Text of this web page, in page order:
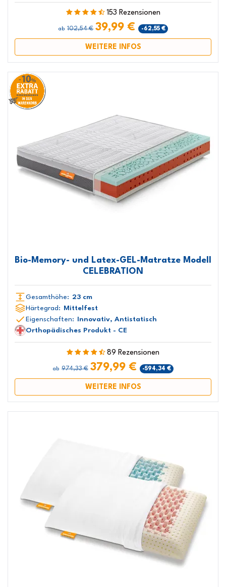
153 Rezensionen
ab 102,54 € 39,99 € -62,55 €
WEITERE INFOS
Bio-Memory- und Latex-GEL-Matratze Modell
CELEBRATION
Gesamthöhe: 23 cm
Härtegrad:
Mittelfest
Eigenschaften:
Innovativ, Antistatisch
Orthopädisches Produkt - CE
89 Rezensionen
ab 974,33 € 379,99 € -594,34 €
WEITERE INFOS